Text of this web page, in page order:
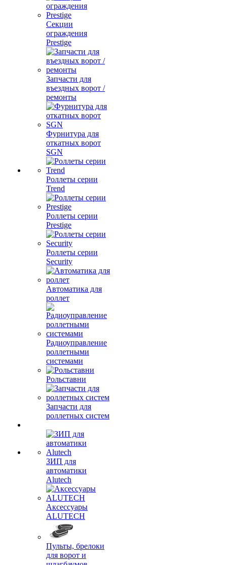
Секции
ограждения
Prestige
Запчасти для
въездных ворот /
ремонты
Фурнитура для
откатных ворот
SGN
Роллеты серии
Trend
Роллеты серии
Prestige
Роллеты серии
Security
Автоматика для
роллет
Радиоуправление
роллетными
системами
Рольставни
Запчасти для
роллетных систем
ЗИП для
автоматики
Alutech
Аксессуары
ALUTECH
Пульты, брелоки
для ворот и